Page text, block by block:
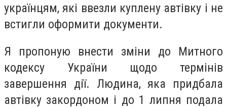
українцям, які ввезли куплену автівку і не
встигли оформити документи.
Я пропоную внести зміни до Митного
кодексу України щодо термінів
завершення дії. Людина, яка придбала
автівку закордоном і до 1 липня подала